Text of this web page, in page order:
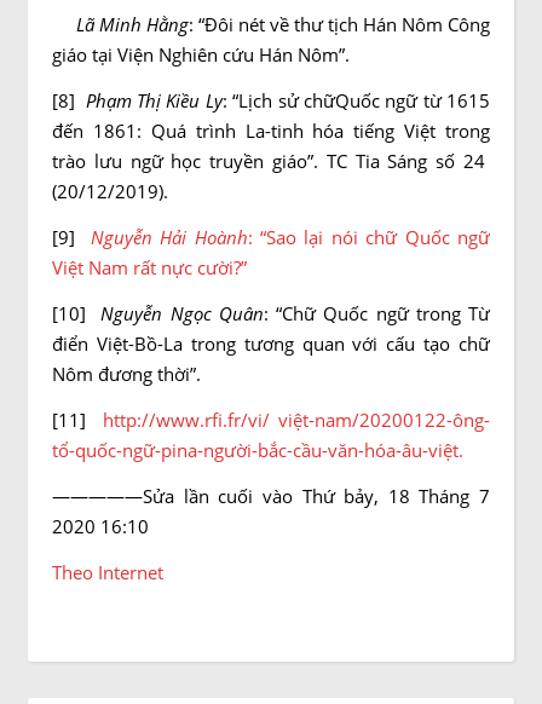
Lã Minh Hằng: “Đôi nét về thư tịch Hán Nôm Công
giáo tại Viện Nghiên cứu Hán Nôm”.
[8] Phạm Thị Kiều Ly: “Lịch sử chữQuốc ngữ từ 1615
đến 1861: Quá trình La-tinh hóa tiếng Việt trong
trào lưu ngữ học truyền giáo”. TC Tia Sáng số 24
(20/12/2019).
[9] Nguyễn Hải Hoành: “Sao lại nói chữ Quốc ngữ
Việt Nam rất nực cười?”
[10]Nguyễn Ngọc Quân: “Chữ Quốc ngữ trong Từ
điển Việt-Bồ-La trong tương quan với cấu tạo chữ
Nôm đương thời”.
[11] http://www.rfi.fr/vi/ việt-nam/20200122-ông-
tổ-quốc-ngữ-pina-người-bắc-cầu-văn-hóa-âu-việt.
—————Sửa lần cuối vào Thứ bảy, 18 Tháng 7
2020 16:10
Theo Internet